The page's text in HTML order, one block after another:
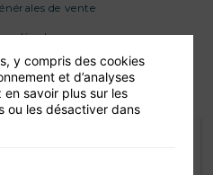
de vente
légales
y compris des cookies
et d’analyses
savoir plus sur les
ou les désactiver dans